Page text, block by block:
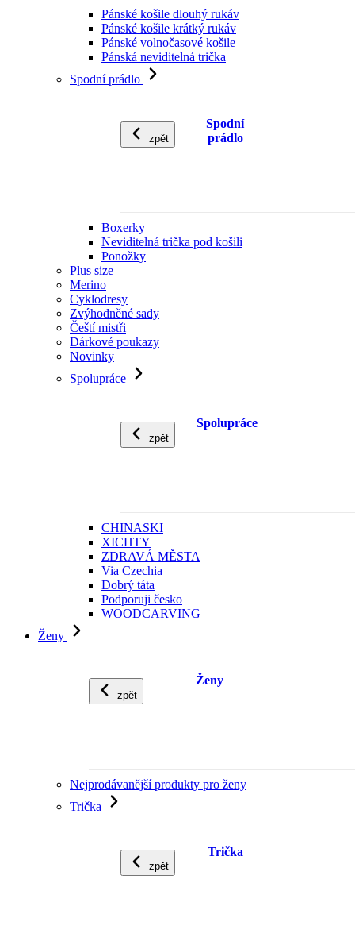
Pánské košile dlouhý rukáv
Pánské košile krátký rukáv
Pánské volnočasové košile
Pánská neviditelná trička
Spodní prádlo
zpět
Spodní
prádlo
Boxerky
Neviditelná trička pod košili
Ponožky
Plus size
Merino
Cyklodresy
Zvýhodněné sady
Čeští mistři
Dárkové poukazy
Novinky
Spolupráce
zpět
Spolupráce
CHINASKI
XICHTY
ZDRAVÁ MĚSTA
Via Czechia
Dobrý táta
Podporuji česko
WOODCARVING
Ženy
zpět
Ženy
Nejprodávanější produkty pro ženy
Trička
zpět
Trička